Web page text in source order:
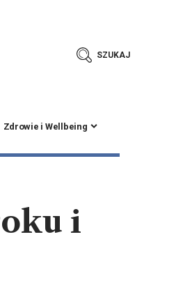
SZUKAJ
Zdrowie i Wellbeing
i